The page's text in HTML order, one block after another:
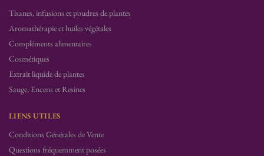
Tisanes, infusions et poudres de plantes
Aromathérapie et huiles végétales
Compléments alimentaires
Cosmétiques
Extrait liquide de plantes
Sauge, Encens et Resines
LIENS UTILES
Conditions Générales de Vente
Questions fréquemment posées